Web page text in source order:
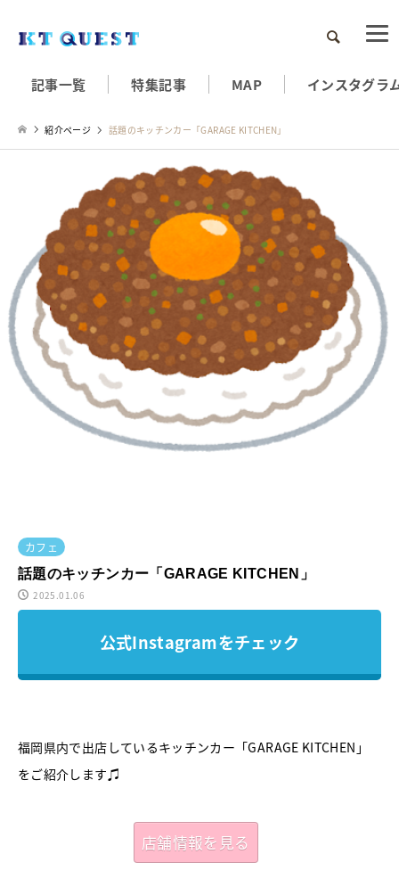
検索
記事一覧 特集記事 MAP インスタグラ
紹介ページ 話題のキッチンカー「GARAGE KITCHEN」
カフェ
話題のキッチンカー「GARAGE KITCHEN」
2025.01.06
公式Instagramをチェック
福岡県内で出店しているキッチンカー「GARAGE KITCHEN」
をご紹介します♫
店舗情報を見る